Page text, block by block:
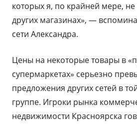
которых я, по крайней мере, не
других магазинах», —
сети Александра.
Цены на некоторые товары в
супермаркетах» серьезно
предложения других сетей в
группе. Игроки рынка
недвижимости Красноярска